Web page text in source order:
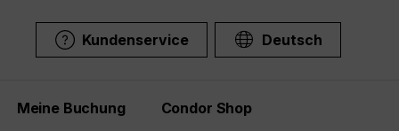
Kundenservice Deutsch
Meine Buchung Condor Shop